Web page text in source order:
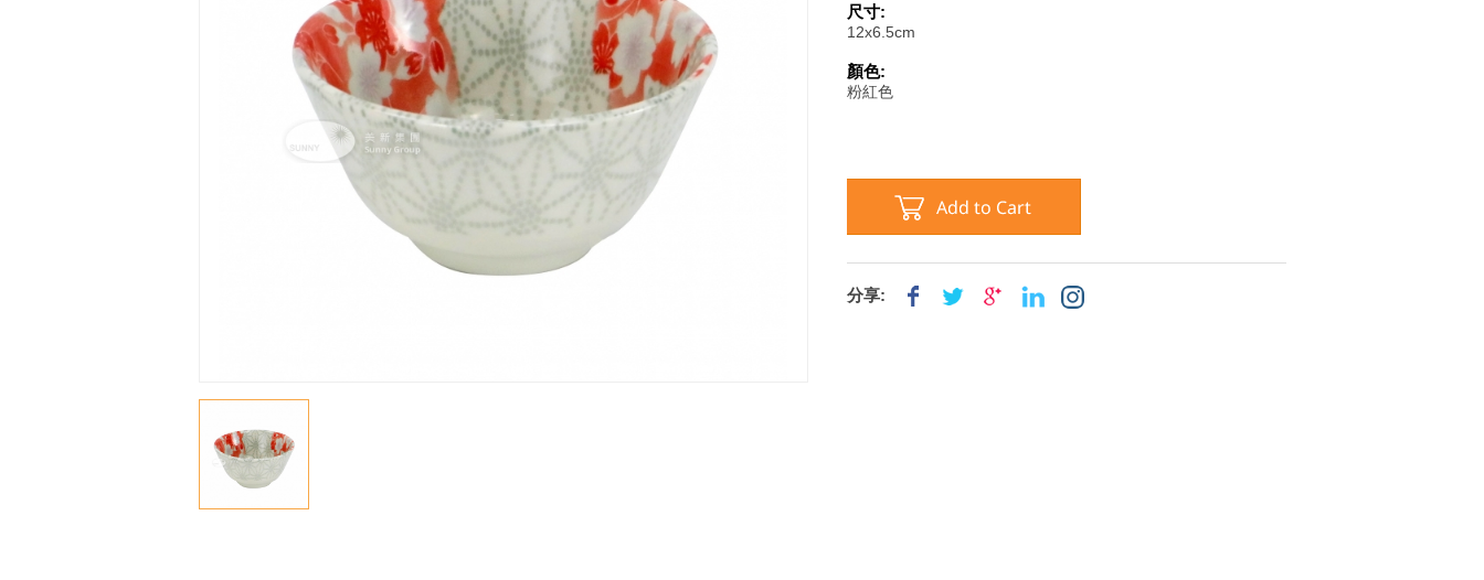
尺寸:
12x6.5cm
顏色:
粉紅色
分享: